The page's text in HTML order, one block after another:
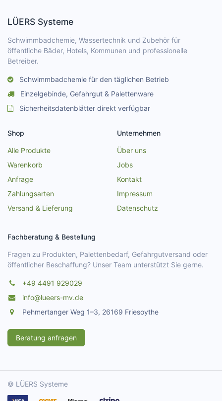
LÜERS Systeme
Schwimmbadchemie, Wassertechnik und Zubehör für
öffentliche Bäder, Hotels, Kommunen und professionelle
Betreiber.
Schwimmbadchemie für den täglichen Betrieb
Einzelgebinde, Gefahrgut & Palettenware
Sicherheitsdatenblätter direkt verfügbar
Shop
Alle Produkte
Warenkorb
Anfrage
Zahlungsarten
Versand & Lieferung
Unternehmen
Über uns
Jobs
Kontakt
Impressum
Datenschutz
Fachberatung & Bestellung
Fragen zu Produkten, Palettenbedarf, Gefahrgutversand oder
öffentlicher Beschaffung? Unser Team unterstützt Sie gerne.
+49 4491 929029
info@lueers-mv.de
Pehmertanger Weg 1–3, 26169 Friesoythe
Beratung anfragen
© LÜERS Systeme